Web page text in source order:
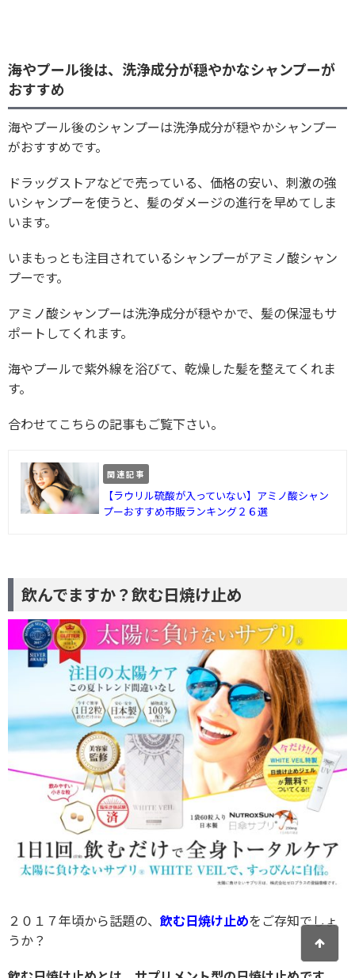
海やプール後は、洗浄成分が穏やかなシャンプーが
おすすめ
海やプール後のシャンプーは洗浄成分が穏やかシャンプー
がおすすめです。
ドラッグストアなどで売っている、価格の安い、刺激の強
いシャンプーを使うと、髪のダメージの進行を早めてしま
います。
いまもっとも注目されているシャンプーがアミノ酸シャン
プーです。
アミノ酸シャンプーは洗浄成分が穏やかで、髪の保湿もサ
ポートしてくれます。
海やプールで紫外線を浴びて、乾燥した髪を整えてくれま
す。
合わせてこちらの記事もご覧下さい。
関連記事
【ラウリル硫酸が入っていない】アミノ酸シャン
プーおすすめ市販ランキング２６選
飲んでますか？飲む日焼け止め
２０１７年頃から話題の、 飲む日焼け止めをご存知でしょ
うか？